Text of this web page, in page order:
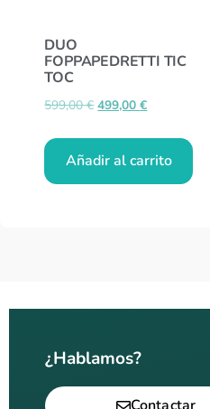
DUO
FOPPAPEDRETTI TIC
TOC
599,00€ 499,00€
Añadir al carrito
¿Hablamos?